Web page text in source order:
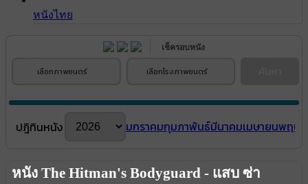
หนังไทย
เช็ครอบหนัง
เลือกภาพยนตร์ เลือกโรงภาพยนตร์
ปฎิทินหนัง มกราคมกุมภาพันธ์มีนาคมเมษายนพฤษ
หนัง The Hitman's Bodyguard - แสบ ซ่า